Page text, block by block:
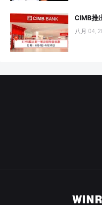
CIMB推
八月 04,